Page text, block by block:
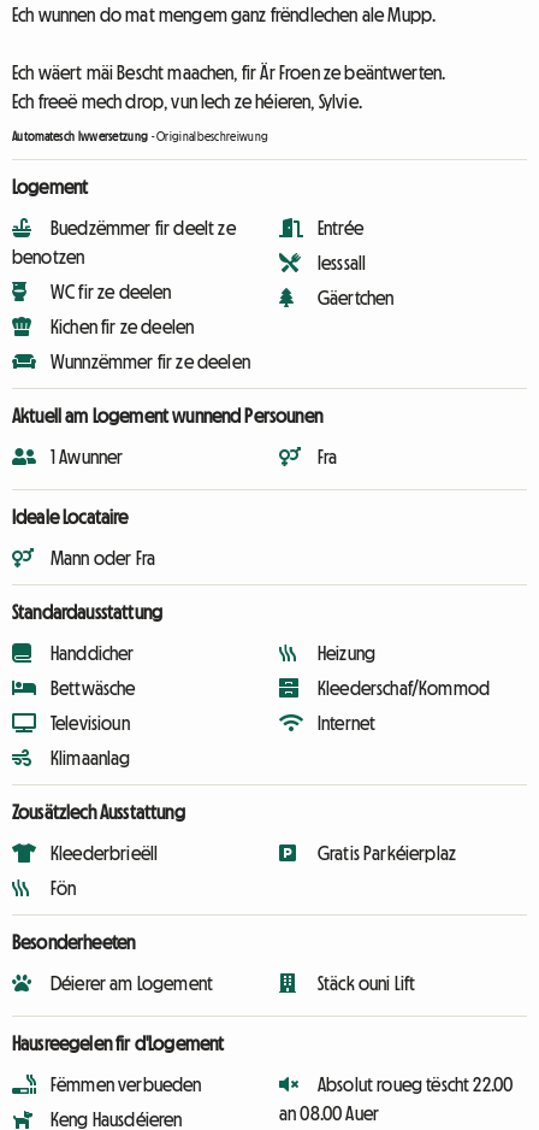
Ech wunnen do mat mengem ganz frëndlechen ale Mupp.
Ech wäert mäi Bescht maachen, fir Är Froen ze beäntwerten.
Ech freeë mech drop, vun Iech ze héieren, Sylvie.
Automatesch Iwwersetzung -Originalbeschreiwung
Logement
Buedzëmmer fir deelt ze
benotzen
WC fir ze deelen
Kichen fir ze deelen
Wunnzëmmer fir ze deelen
Entrée
Iesssall
Gäertchen
Aktuell am Logement wunnend Persounen
1 Awunner Fra
Ideale Locataire
Mann oder Fra
Standardausstattung
Handdicher
Bettwäsche
Televisioun
Klimaanlag
Heizung
Kleederschaf/Kommod
Internet
Zousätzlech Ausstattung
Kleederbrieëll
Fön
Gratis Parkéierplaz
Besonderheeten
Déierer am Logement Stäck ouni Lift
Hausreegelen fir d'Logement
Fëmmen verbueden
Keng Hausdéieren
Absolut roueg tëscht 22.00
an 08.00 Auer